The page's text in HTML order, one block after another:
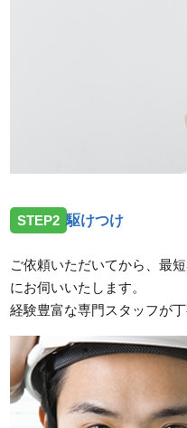
STEP2 駆けつけ
ご依頼いただいてから、最
にお伺いいたします。
経験豊富な専門スタッフが